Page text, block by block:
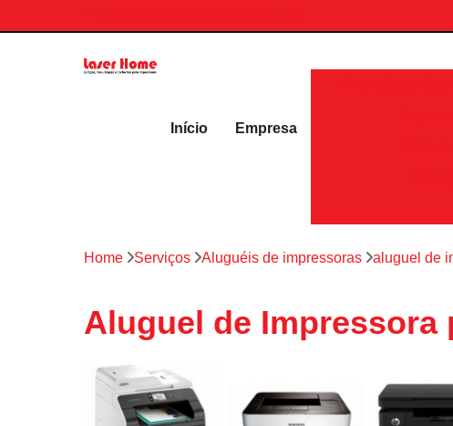
Início Empresa
Home Serviços Aluguéis de impressoras aluguel de
Aluguel de Impressora